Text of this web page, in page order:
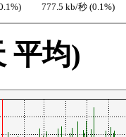
777.5 kb/秒 (0.1%)
平均)